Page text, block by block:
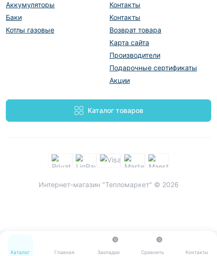
Каталог Главная Закладки
0
Сравнить
0
Контакты
Аккумуляторы
Баки
Котлы газовые
Контакты
Контакты
Возврат товара
Карта сайта
Производители
Подарочные сертификаты
Акции
Каталог товаров
Интернет-магазин "Тепломаркет" © 2026